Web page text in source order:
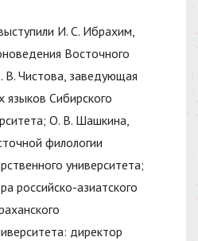
И. С. Ибрахим,
Восточного
В. Чистова, заведующая
Сибирского
О. В. Шашкина,
филологии
университета;
российско-азиатского
директор